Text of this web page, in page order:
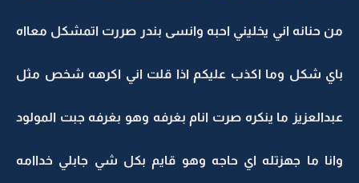
من حنانه اني يخليني احبه وانسى بندر صررت اتمشكل معااه
باي شكل وما اكذب عليكم اذا قلت اني اكرهه شخص مثل
عبدالعزيز ما ينكره صرت انام بغرفه وهو بغرفه جبت المولود
وانا ما جهزتله اي حاجه وهو قايم بكل شي جابلي خداامه